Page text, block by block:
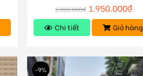
2.000.000₫ 1.950.000₫
Chi tiết Giỏ hàng
-9%